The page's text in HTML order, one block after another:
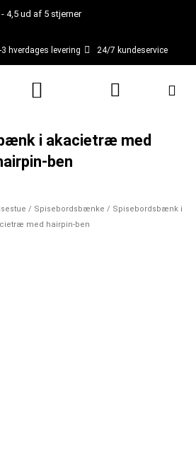
4,5 ud af 5 stjerner
3 hverdages levering 24/7 kundeservice
Kurv
i akacietræ med
ben
/ Spisebordsbænke / Spisebordsbænk i
med hairpin-ben